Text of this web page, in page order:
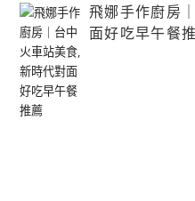
飛娜手作廚房
面好吃早午餐